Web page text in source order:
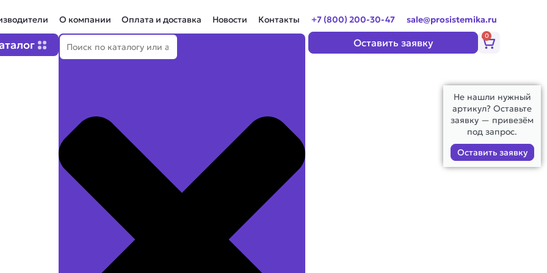
О компании Оплата и доставка Новости Контакты
Поиск
Open Каталог
+7 (800) 200-30-47 sale@prosistemika.ru
Оставить заявку
0
Корзина
Не нашли нужный
артикул? Оставьте
заявку — привезём
под запрос.
Оставить заявку